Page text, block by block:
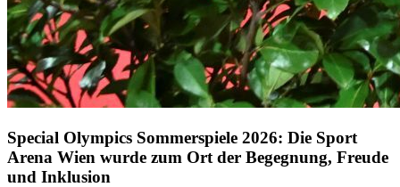
Special Olympics Sommerspiele 2026: Die Sport
Arena Wien wurde zum Ort der Begegnung, Freude
und Inklusion